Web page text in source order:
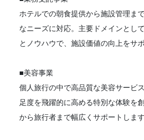
ホテルでの朝食提供から施設管理ま
なニーズに対応。主要ドメインとし
とノウハウで、施設価値の向上をサ
■美容事業
個人旅行の中で高品質な美容サービ
足度を飛躍的に高める特別な体験を
から旅行者まで幅広くサポートします